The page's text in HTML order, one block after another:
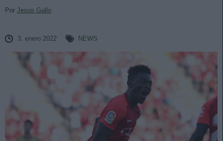
Por Jesus Gallo
3. enero 2022 NEWS